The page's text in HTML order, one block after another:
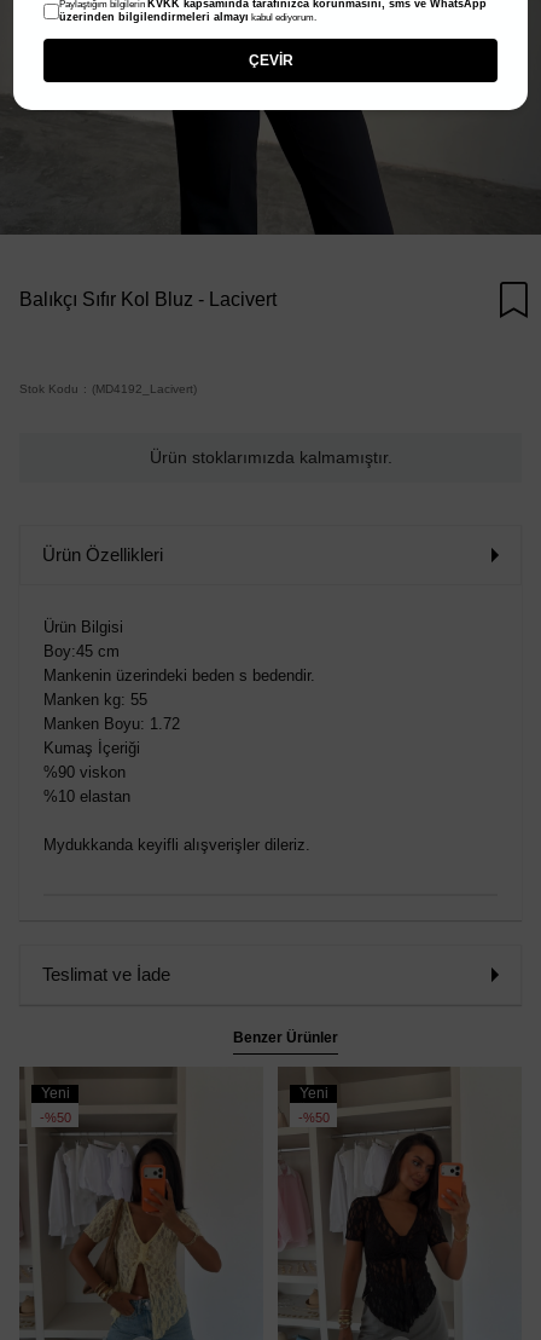
Balıkçı Sıfır Kol Bluz - Lacivert
Stok Kodu (MD4192_Lacivert)
Ürün stoklarımızda kalmamıştır.
Ürün Özellikleri
Ürün Bilgisi
Boy:45 cm
Mankenin üzerindeki beden s bedendir.
Manken kg: 55
Manken Boyu: 1.72
Kumaş İçeriği
%90 viskon
%10 elastan
Mydukkanda keyifli alışverişler dileriz.
Teslimat ve İade
Benzer Ürünler
Yeni
Ürün
%50
Yeni
Ürün
%50
Paylaştığım bilgilerin KVKK kapsamında tarafınızca korunmasını, sms ve WhatsApp
üzerinden bilgilendirmeleri almayı kabul ediyorum.
ÇEVİR